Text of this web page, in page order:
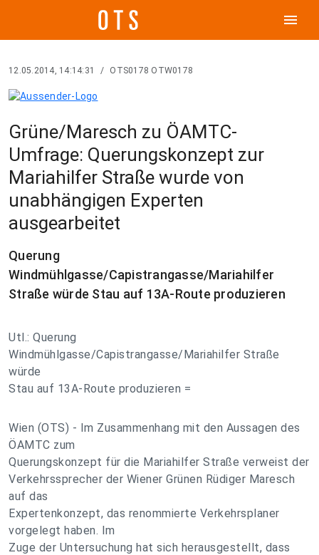
menu
12.05.2014, 14:14:31 / OTS0178 OTW0178
Grüne/Maresch zu ÖAMTC-
Umfrage: Querungskonzept zur
Mariahilfer Straße wurde von
unabhängigen Experten
ausgearbeitet
Querung
Windmühlgasse/Capistrangasse/Mariahilfer
Straße würde Stau auf 13A-Route produzieren
Utl.: Querung
Windmühlgasse/Capistrangasse/Mariahilfer Straße
würde
Stau auf 13A-Route produzieren =
Wien (OTS) - Im Zusammenhang mit den Aussagen des
ÖAMTC zum
Querungskonzept für die Mariahilfer Straße verweist der
Verkehrssprecher der Wiener Grünen Rüdiger Maresch
auf das
Expertenkonzept, das renommierte Verkehrsplaner
vorgelegt haben. Im
Zuge der Untersuchung hat sich herausgestellt, dass